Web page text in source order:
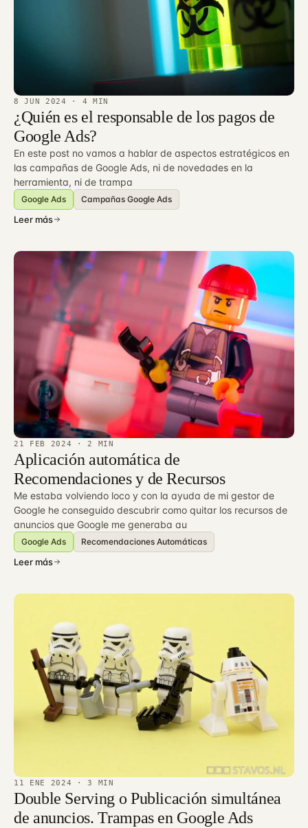
8 JUN 2024 · 4 MIN
¿Quién es el responsable de los pagos de
Google Ads?
En este post no vamos a hablar de aspectos estratégicos en
las campañas de Google Ads, ni de novedades en la
herramienta, ni de trampa
Google Ads Campañas Google Ads
Leer más
21 FEB 2024 · 2 MIN
Aplicación automática de
Recomendaciones y de Recursos
Me estaba volviendo loco y con la ayuda de mi gestor de
Google he conseguido descubrir como quitar los recursos de
anuncios que Google me generaba au
Google Ads Recomendaciones Automáticas
Leer más
11 ENE 2024 · 3 MIN
Double Serving o Publicación simultánea
de anuncios. Trampas en Google Ads